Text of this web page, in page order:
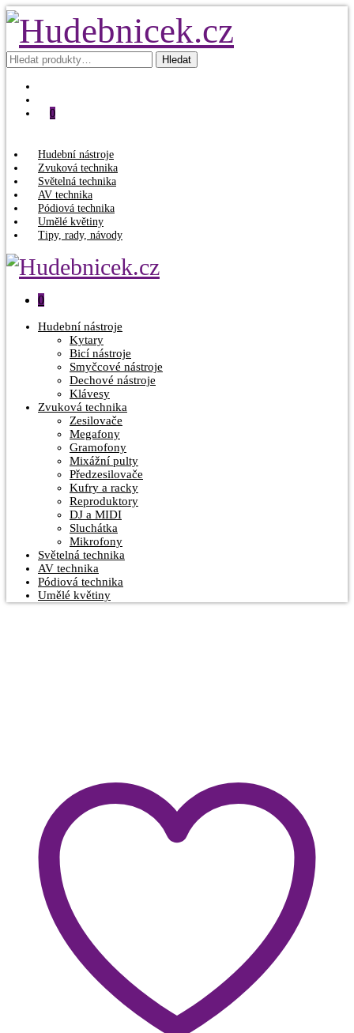
Hledat: Hledat
0
Hudební nástroje
Zvuková technika
Světelná technika
AV technika
Pódiová technika
Umělé květiny
Tipy, rady, návody
0
Hudební nástroje
Kytary
Bicí nástroje
Smyčcové nástroje
Dechové nástroje
Klávesy
Zvuková technika
Zesilovače
Megafony
Gramofony
Mixážní pulty
Předzesilovače
Kufry a racky
Reproduktory
DJ a MIDI
Sluchátka
Mikrofony
Světelná technika
AV technika
Pódiová technika
Umělé květiny